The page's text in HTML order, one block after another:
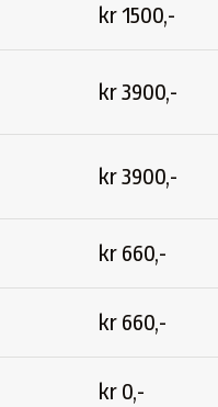
kr1500,-
kr3900,-
kr3900,-
kr660,-
kr660,-
kr0,-